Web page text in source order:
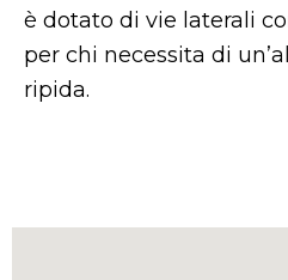
è dotato di vie laterali
per chi necessita di
ripida.